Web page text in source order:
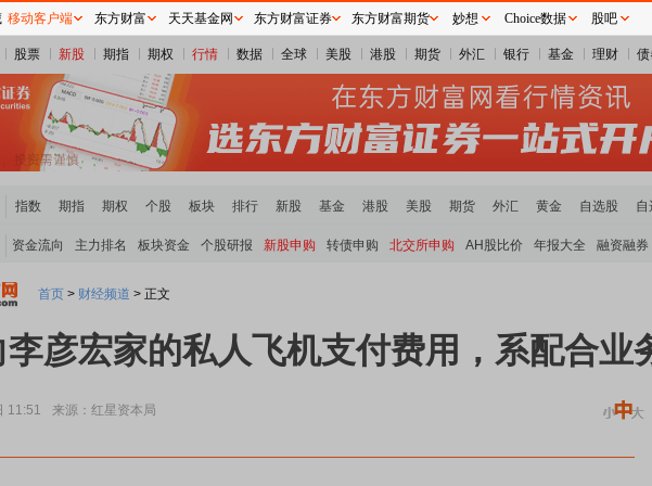
股票 新股 期指 期权 行情 数据 全球 美股 港股 期货 外汇 银行 基金 理财
指数 期指 期权 个股 板块 排行 新股 基金 港股 美股 期货 外汇 黄金 自选股 自
资金流向 主力排名 板块资金 个股研报 新股申购 转债申购 北交所申购 AH股比价 年报大全 融资融券
首页 > 财经频道 > 正文
彦宏家的私人飞机支付费用，系配合业
11:51 来源：红星资本局
A股估值分析
移动客户端 东方财富 天天基金网 东方财富证券 东方财富期货 妙想 Choice数据 股吧